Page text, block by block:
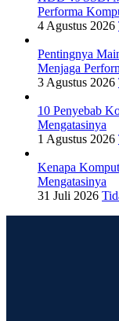
Performa
4 Agustus 2026
Pentingnya
Menjaga
3 Agustus 2026
10 Penyebab
Mengatasinya
1 Agustus 2026
Kenapa
Mengatasinya
31 Juli 2026